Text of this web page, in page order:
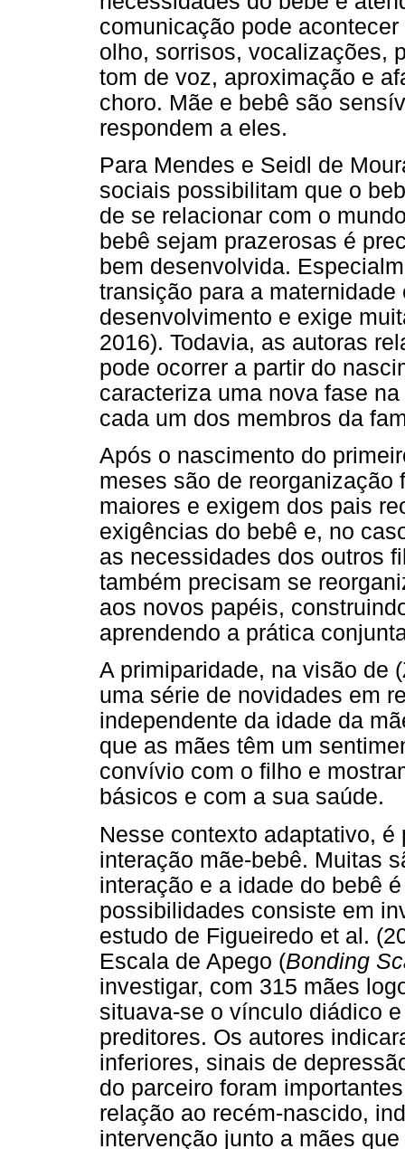
comunicação pode
olho, sorrisos, vocalizações,
tom de voz, aproximação e
choro. Mãe e bebê são
respondem a eles.
Para Mendes e Seidl de
sociais possibilitam que o
de se relacionar com o
bebê sejam prazerosas é
bem desenvolvida.
transição para a
desenvolvimento e exige
2016). Todavia, as autoras
pode ocorrer a partir do
caracteriza uma nova fase
cada um dos membros da
Após o nascimento do
meses são de reorganização
maiores e exigem dos pais
exigências do bebê e, no
as necessidades dos outros
também precisam se
aos novos papéis,
aprendendo a prática
A primiparidade, na visão de
uma série de novidades em
independente da idade da
que as mães têm um
convívio com o filho e
básicos e com a sua saúde.
Nesse contexto adaptativo,
interação mãe-bebê. Muitas
interação e a idade do bebê
possibilidades consiste em
estudo de Figueiredo et al.
Escala de Apego (Bonding
investigar, com 315 mães
situava-se o vínculo diádico
preditores. Os autores
inferiores, sinais de
do parceiro foram
relação ao recém-nascido,
intervenção junto a mães